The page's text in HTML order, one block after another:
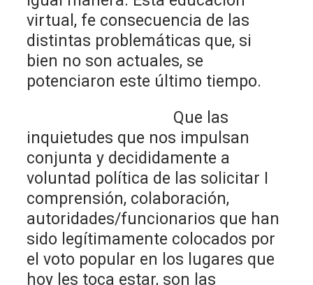
virtual, fe consecuencia de las
distintas problemáticas que, si
bien no son actuales, se
potenciaron este último tiempo.
Que las
inquietudes que nos impulsan
conjunta y decididamente a
voluntad política de las solicitar I
comprensión, colaboración,
autoridades/funcionarios que han
sido legítimamente colocados por
el voto popular en los lugares que
hoy les toca estar, son las